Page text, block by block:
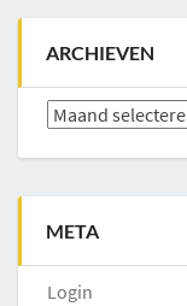
ARCHIEVEN
Archieven
META
Login